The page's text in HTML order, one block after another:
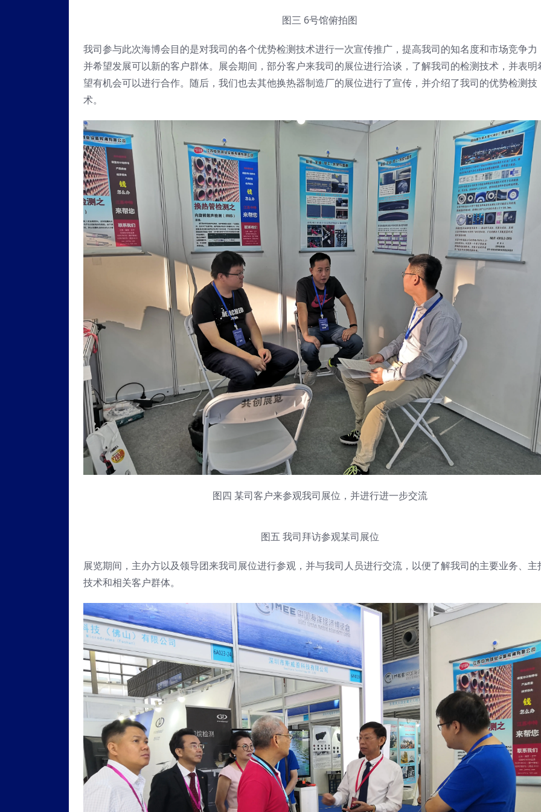
图三 6号馆俯拍图
我司参与此次海博会目的是对我司的各个优势检测技术进行一次宣传推广，提高我司的知名度和市场竞争力
并希望发展可以新的客户群体。展会期间，部分客户来我司的展位进行洽谈，了解我司的检测技术，并表明
望有机会可以进行合作。随后，我们也去其他换热器制造厂的展位进行了宣传，并介绍了我司的优势检测技
术。
图四 某司客户来参观我司展位，并进行进一步交流
图五 我司拜访参观某司展位
展览期间，主办方以及领导团来我司展位进行参观，并与我司人员进行交流，以便了解我司的主要业务、主
技术和相关客户群体。